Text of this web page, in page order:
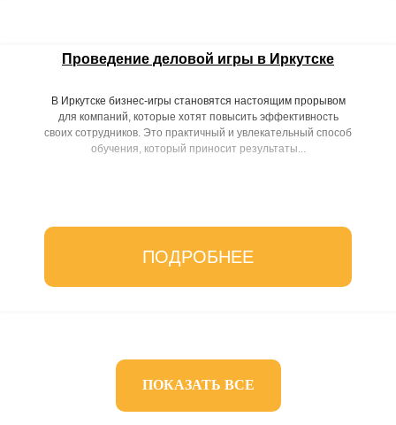
Проведение деловой игры в Иркутске
В Иркутске бизнес-игры становятся настоящим прорывом
для компаний, которые хотят повысить эффективность
своих сотрудников. Это практичный и увлекательный способ
обучения, который приносит результаты...
ПОДРОБНЕЕ
ПОКАЗАТЬ ВСЕ